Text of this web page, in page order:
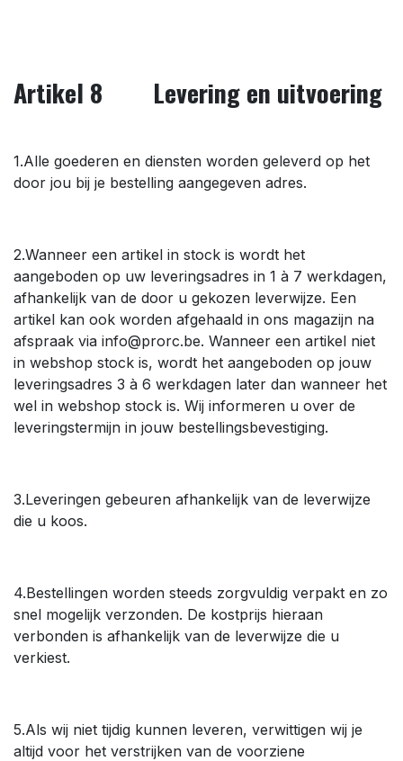
Artikel 8 Levering en uitvoering
1.Alle goederen en diensten worden geleverd op het
door jou bij je bestelling aangegeven adres.
2.Wanneer een artikel in stock is wordt het
aangeboden op uw leveringsadres in 1 à 7 werkdagen,
afhankelijk van de door u gekozen leverwijze. Een
artikel kan ook worden afgehaald in ons magazijn na
afspraak via info@prorc.be. Wanneer een artikel niet
in webshop stock is, wordt het aangeboden op jouw
leveringsadres 3 à 6 werkdagen later dan wanneer het
wel in webshop stock is. Wij informeren u over de
leveringstermijn in jouw bestellingsbevestiging.
3.Leveringen gebeuren afhankelijk van de leverwijze
die u koos.
4.Bestellingen worden steeds zorgvuldig verpakt en zo
snel mogelijk verzonden. De kostprijs hieraan
verbonden is afhankelijk van de leverwijze die u
verkiest.
5.Als wij niet tijdig kunnen leveren, verwittigen wij je
altijd voor het verstrijken van de voorziene